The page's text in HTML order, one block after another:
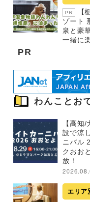
PR
【
ゾート
泉と豪
一緒に
PR
わんことお
【高知
設で涼
ニバル
クおお
放！
エリア